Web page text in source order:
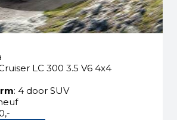
LC 300 3.5 V6 4x4
: 4 door SUV